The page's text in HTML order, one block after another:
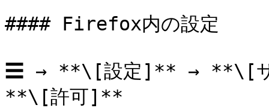
#### Firefox内の設定
☰ → **\[設定]** → **\[サ
**\[許可]**